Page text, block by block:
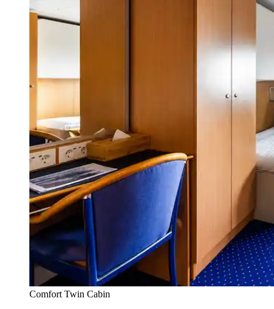
Comfort Twin Cabin